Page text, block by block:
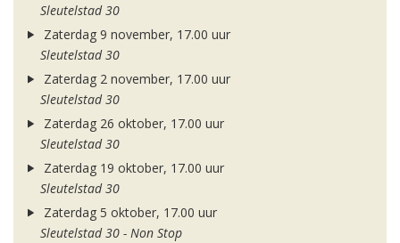
Sleutelstad 30
Zaterdag 9 november, 17.00 uur
Sleutelstad 30
Zaterdag 2 november, 17.00 uur
Sleutelstad 30
Zaterdag 26 oktober, 17.00 uur
Sleutelstad 30
Zaterdag 19 oktober, 17.00 uur
Sleutelstad 30
Zaterdag 5 oktober, 17.00 uur
Sleutelstad 30 - Non Stop